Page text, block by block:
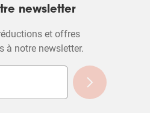
newsletter
et offres
à notre newsletter.